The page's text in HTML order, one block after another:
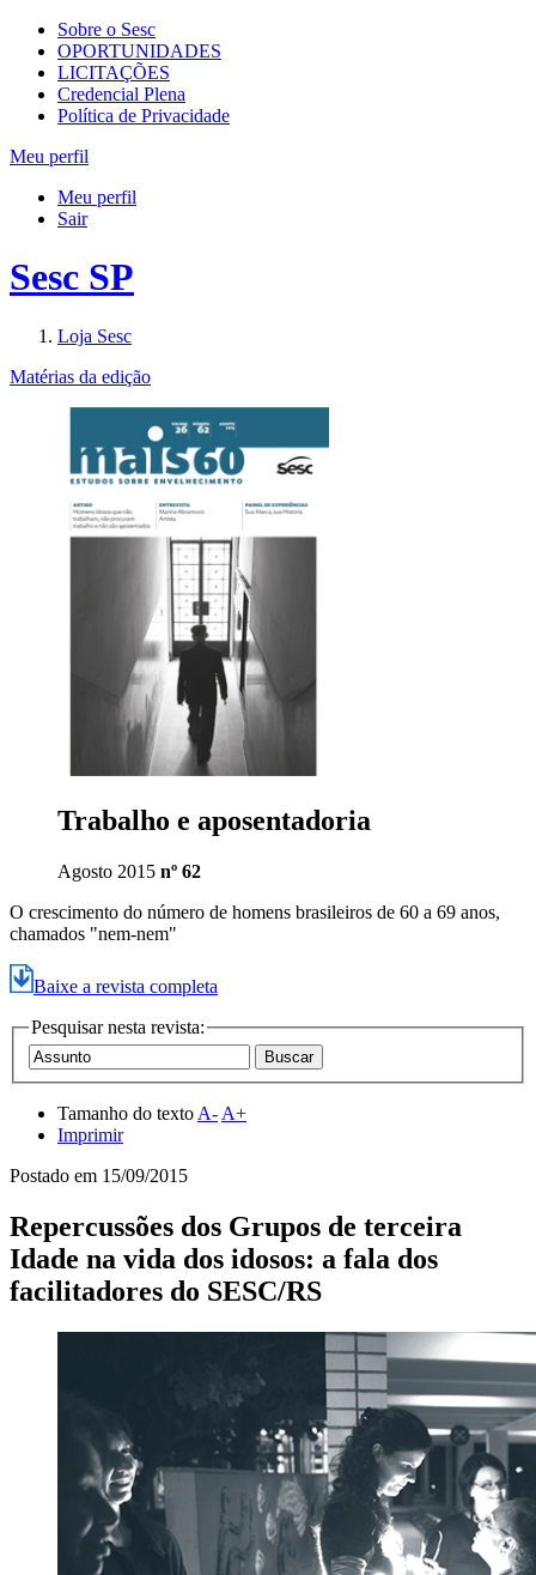
Sobre o Sesc
OPORTUNIDADES
LICITAÇÕES
Credencial Plena
Política de Privacidade
Meu perfil
Meu perfil
Sair
Sesc SP
Loja Sesc
Matérias da edição
Trabalho e aposentadoria
Agosto 2015 nº 62
O crescimento do número de homens brasileiros de 60 a 69 anos,
chamados "nem-nem"
Baixe a revista completa
Pesquisar nesta revista:
Tamanho do texto A- A+
Imprimir
Postado em 15/09/2015
Repercussões dos Grupos de terceira
Idade na vida dos idosos: a fala dos
facilitadores do SESC/RS